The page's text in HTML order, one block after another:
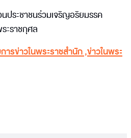
ประชาชนร่วมเจริญอริยมรรค
ะราชกุศล
ารข่าวในพระราชสำนัก,ข่าวในพระ